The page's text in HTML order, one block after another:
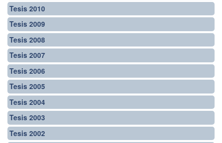
Tesis 2010
Tesis 2009
Tesis 2008
Tesis 2007
Tesis 2006
Tesis 2005
Tesis 2004
Tesis 2003
Tesis 2002